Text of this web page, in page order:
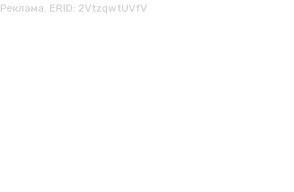
Реклама. ERID: 2VtzqwtUVfV